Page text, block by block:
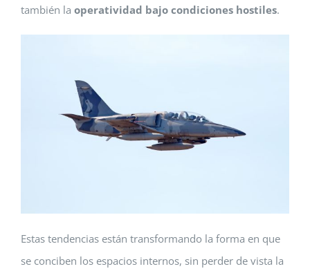
también la operatividad bajo condiciones hostiles.
Estas tendencias están transformando la forma en que
se conciben los espacios internos, sin perder de vista la